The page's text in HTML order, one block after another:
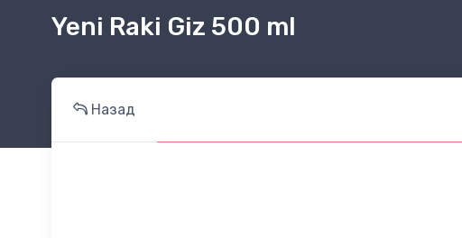
Yeni Raki Giz 500 ml
Назад